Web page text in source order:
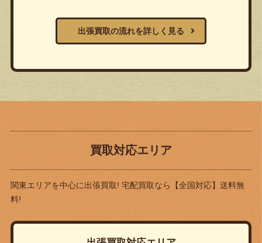
出張買取の流れを詳しく見る
買取対応エリア
関東エリアを中心に出張買取! 宅配買取なら
【全国対応】送料無
料!